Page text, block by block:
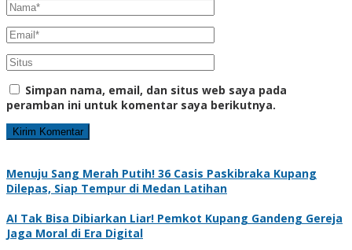
Simpan nama, email, dan situs web saya pada
peramban ini untuk komentar saya berikutnya.
Menuju Sang Merah Putih! 36 Casis Paskibraka Kupang
Dilepas, Siap Tempur di Medan Latihan
AI Tak Bisa Dibiarkan Liar! Pemkot Kupang Gandeng Gereja
Jaga Moral di Era Digital